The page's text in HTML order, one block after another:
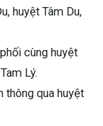
huyệt Tâm Du,
cùng huyệt
Lý.
thông qua huyệt